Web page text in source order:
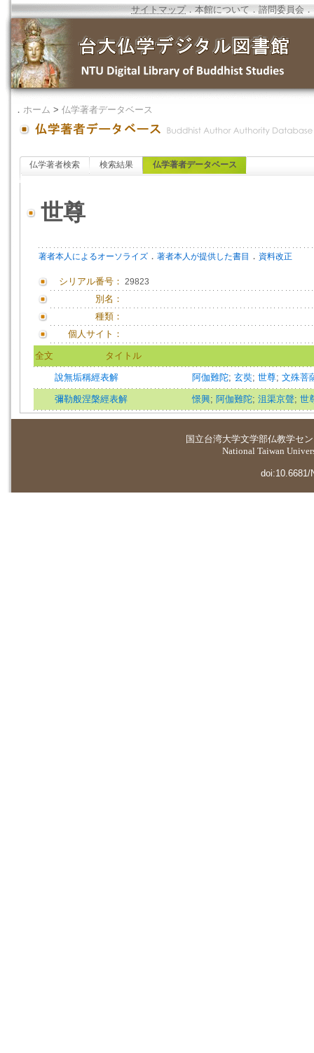
サイトマップ．本館について ．諮問委員会 ．
． ホーム > 仏学著者データベース
仏学著者検索 検索結果 仏学著者データベース
世尊
著者本人によるオーソライズ ． 著者本人が提供した書目 ． 資料改正
シリアル番号： 29823
別名：
種類：
個人サイト：
全文 タイトル
說無垢稱經表解 阿伽難陀; 玄奘; 世尊; 文殊菩
彌勒般涅槃經表解 憬興; 阿伽難陀; 沮渠京聲; 世
国立台湾大学文学部仏教学セ
National Taiwan
doi:10.6681/